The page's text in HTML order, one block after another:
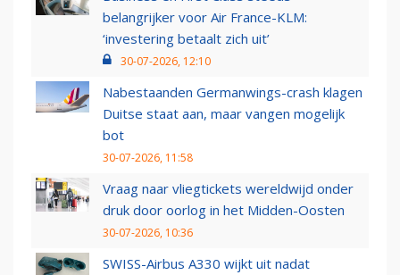
belangrijker voor Air France-KLM:
‘investering betaalt zich uit’
30-07-2026, 12:10
Nabestaanden Germanwings-crash klagen
Duitse staat aan, maar vangen mogelijk
bot
30-07-2026, 11:58
Vraag naar vliegtickets wereldwijd onder
druk door oorlog in het Midden-Oosten
30-07-2026, 10:36
SWISS-Airbus A330 wijkt uit nadat